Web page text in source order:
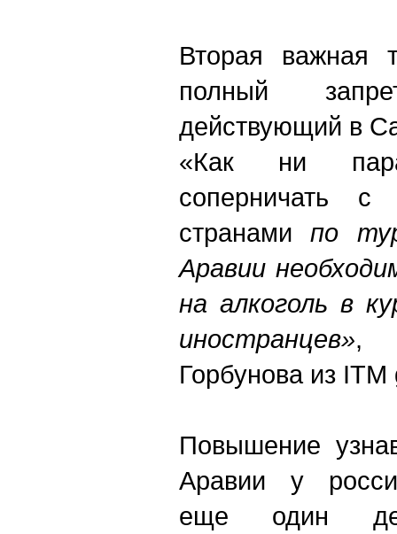
Вторая важная
полный
действующий в
«Как ни
соперничать с
странамипо
Аравии
на алкоголь в
иностранцев»,
Горбунова из ITM
Повышение
Аравии у
еще один